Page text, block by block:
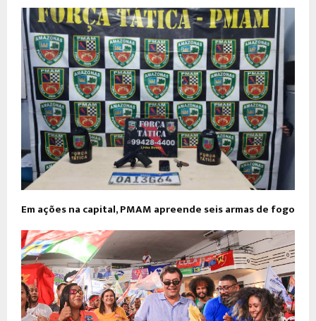
Em ações na capital, PMAM apreende seis armas de fogo